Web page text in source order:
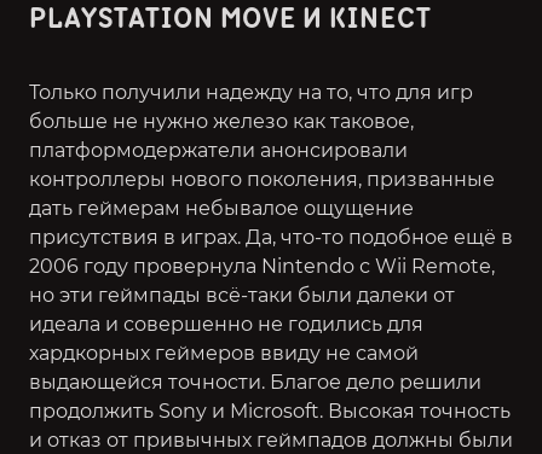
PLAYSTATION MOVE И KINECT
Только получили надежду на то, что для игр
больше не нужно железо как таковое,
платформодержатели анонсировали
контроллеры нового поколения, призванные
дать геймерам небывалое ощущение
присутствия в играх. Да, что-то подобное ещё в
2006 году провернула Nintendo с Wii Remote,
но эти геймпады всё-таки были далеки от
идеала и совершенно не годились для
хардкорных геймеров ввиду не самой
выдающейся точности. Благое дело решили
продолжить Sony и Microsoft. Высокая точность
и отказ от привычных геймпадов должны были